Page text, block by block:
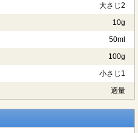
大さじ2
10g
50ml
100g
小さじ1
適量